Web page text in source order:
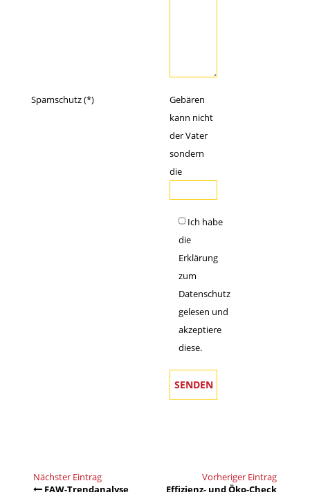
Spamschutz (*)
Gebären
kann nicht
der Vater
sondern
die
Ich habe
die
Erklärung
zum
Datenschutz
gelesen und
akzeptiere
diese.
Nächster Eintrag
Vorheriger Eintrag